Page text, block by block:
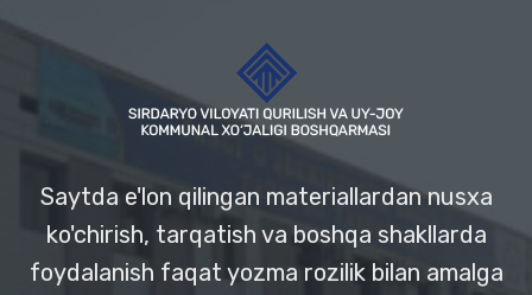
Saytda e'lon qilingan materiallardan nusxa
ko'chirish, tarqatish va boshqa shakllarda
foydalanish faqat yozma rozilik bilan amalga